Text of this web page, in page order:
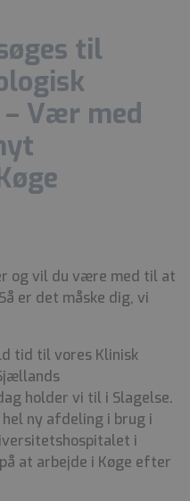
til
Vær med
og vil du være med til at
er det måske dig, vi
tid til vores Klinisk
holder vi til i Slagelse.
ny afdeling i brug i
i
at arbejde i Køge efter